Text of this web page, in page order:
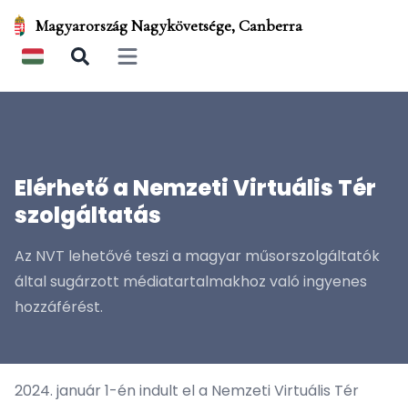
Magyarország Nagykövetsége, Canberra
Open main menu
Elérhető a Nemzeti Virtuális Tér
szolgáltatás
Az NVT lehetővé teszi a magyar műsorszolgáltatók
által sugárzott médiatartalmakhoz való ingyenes
hozzáférést.
2024. január 1-én indult el a Nemzeti Virtuális Tér